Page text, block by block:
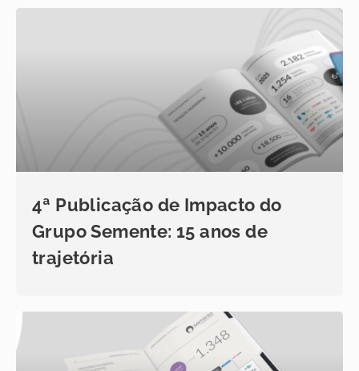
4ª Publicação de Impacto do
Grupo Semente: 15 anos de
trajetória